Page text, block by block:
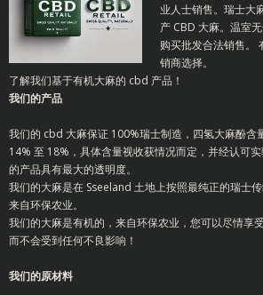
业人士销售。瑞士大
产 CBD 大麻。温室
购买批发合法销售。
销商选择。
了解我们基于有机大麻的 cbd 产品！
我们的产品
我们的 cbd 大麻保证 100%瑞士制造，四氢大麻酚含
14% 至 18%，具体含量视收获情况而定，并经认可实
的产品具有最大的透明度。
我们的大麻是在 Sseeland 土地上按照最纯正的瑞士
来自环保农业。
我们的大麻是有机的，来自环保农业，您可以尽情享
而不会受到任何不良影响！
我们的原材料